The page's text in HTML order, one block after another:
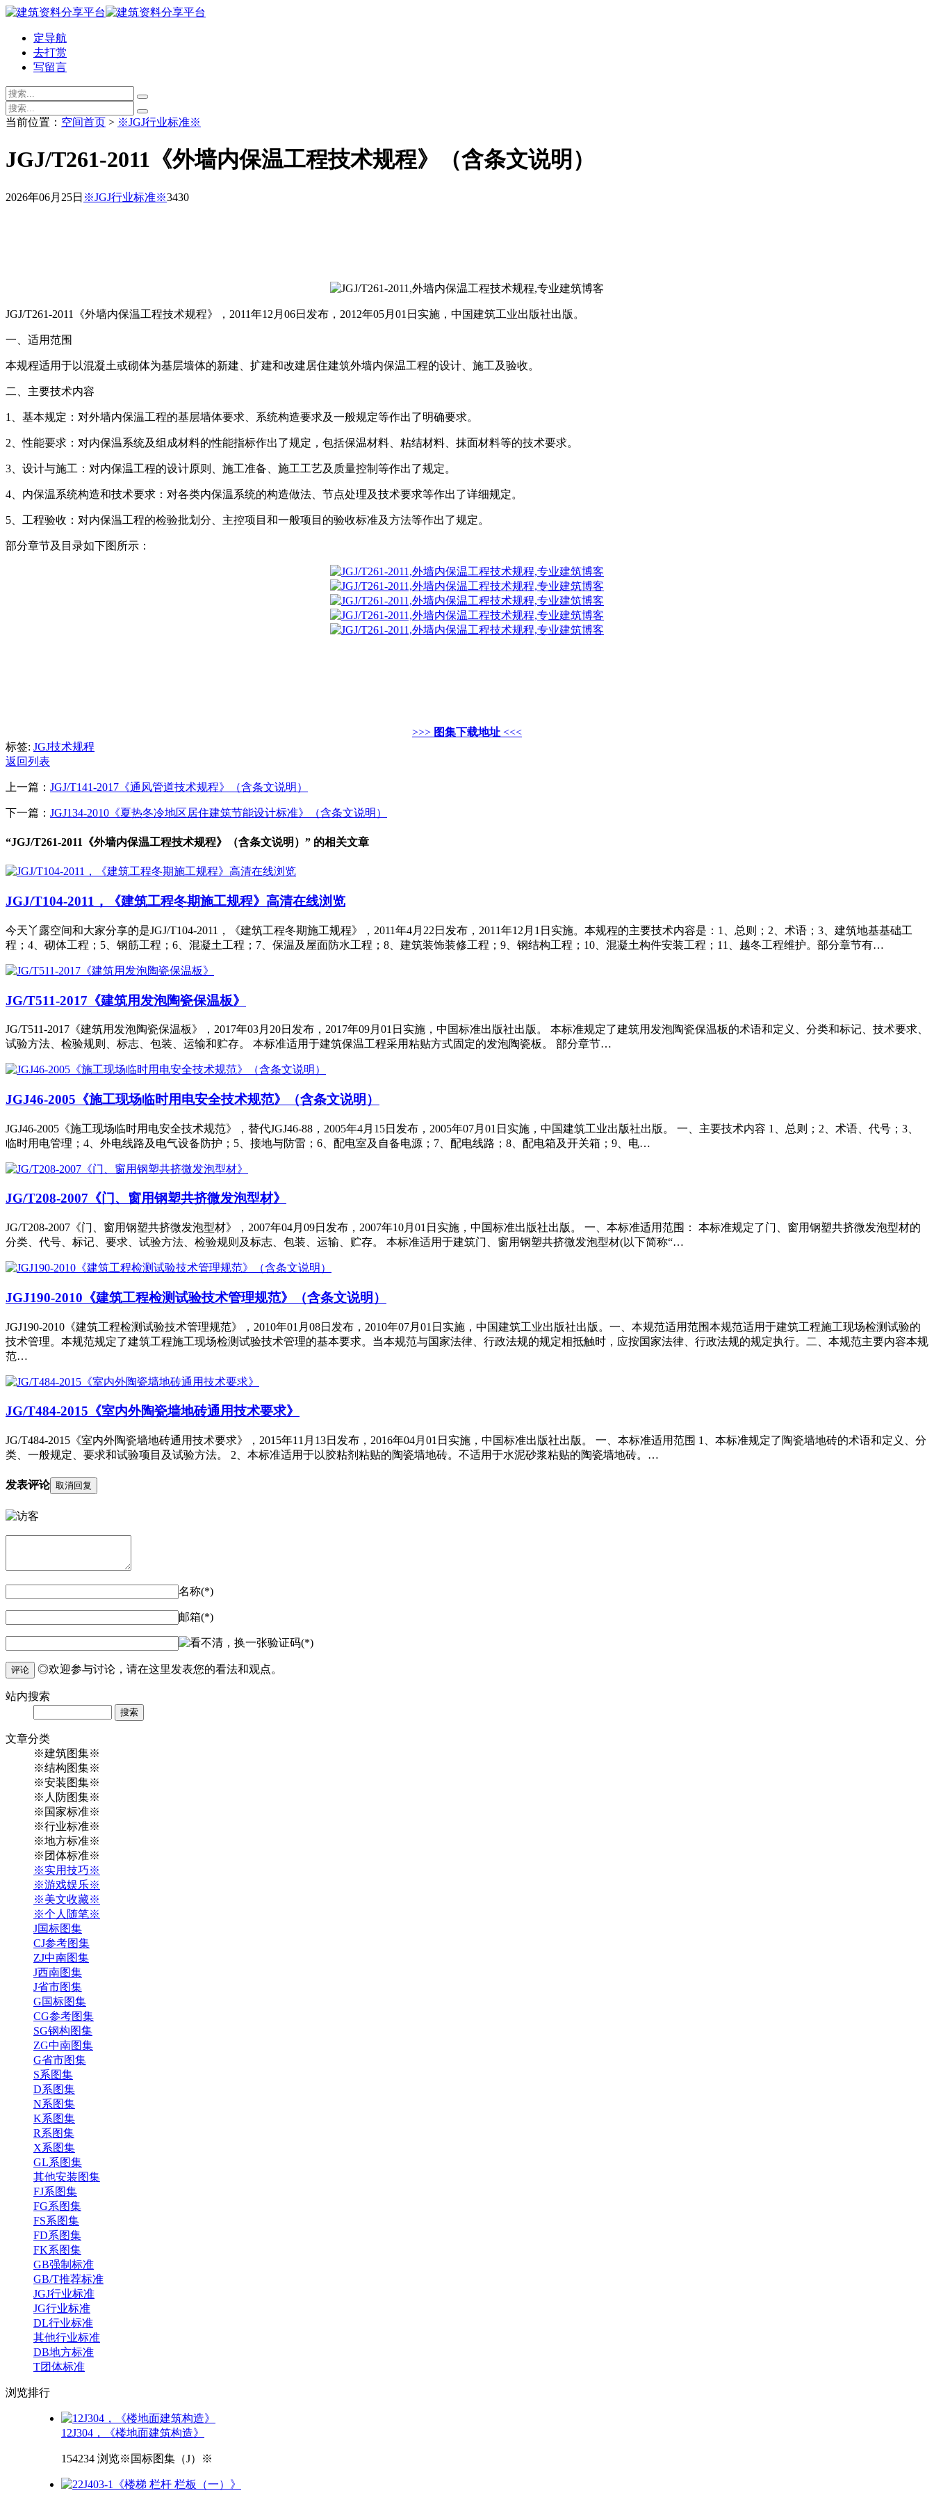
定导航
去打赏
写留言
当前位置： 空间首页 > ※JGJ行业标准※
JGJ/T261-2011《外墙内保温工程技术规程》（含条文说明）
2026年06月25日 ※JGJ行业标准※3430
JGJ/T261-2011《外墙内保温工程技术规程》，2011年12月06日发布，2012年05月01日实施，中国建筑工业出版社出版。
一、适用范围
本规程适用于以混凝土或砌体为基层墙体的新建、扩建和改建居住建筑外墙内保温工程的设计、施工及验收。
二、主要技术内容
1、基本规定：对外墙内保温工程的基层墙体要求、系统构造要求及一般规定等作出了明确要求。
2、性能要求：对内保温系统及组成材料的性能指标作出了规定，包括保温材料、粘结材料、抹面材料等的技术要求。
3、设计与施工：对内保温工程的设计原则、施工准备、施工工艺及质量控制等作出了规定。
4、内保温系统构造和技术要求：对各类内保温系统的构造做法、节点处理及技术要求等作出了详细规定。
5、工程验收：对内保温工程的检验批划分、主控项目和一般项目的验收标准及方法等作出了规定。
部分章节及目录如下图所示：
>>> 图集下载地址 <<<
标签: JGJ技术规程
返回列表
上一篇： JGJ/T141-2017《通风管道技术规程》（含条文说明）
下一篇： JGJ134-2010《夏热冬冷地区居住建筑节能设计标准》（含条文说明）
“JGJ/T261-2011《外墙内保温工程技术规程》（含条文说明）” 的相关文章
JGJ/T104-2011，《建筑工程冬期施工规程》高清在线浏览
今天丫露空间和大家分享的是JGJ/T104-2011，《建筑工程冬期施工规程》，2011年4月22日发布，2011年12月1日实施。本规程的主要技术内容是：1、总则；2、术语；3、建筑地基基础工
程；4、砌体工程；5、钢筋工程；6、混凝土工程；7、保温及屋面防水工程；8、建筑装饰装修工程；9、钢结构工程；10、混凝土构件安装工程；11、越冬工程维护。部分章节有…
JG/T511-2017《建筑用发泡陶瓷保温板》
JG/T511-2017《建筑用发泡陶瓷保温板》，2017年03月20日发布，2017年09月01日实施，中国标准出版社出版。 本标准规定了建筑用发泡陶瓷保温板的术语和定义、分类和标记、技术要求、
试验方法、检验规则、标志、包装、运输和贮存。 本标准适用于建筑保温工程采用粘贴方式固定的发泡陶瓷板。 部分章节…
JGJ46-2005《施工现场临时用电安全技术规范》（含条文说明）
JGJ46-2005《施工现场临时用电安全技术规范》，替代JGJ46-88，2005年4月15日发布，2005年07月01日实施，中国建筑工业出版社出版。 一、主要技术内容 1、总则；2、术语、代号；3、
临时用电管理；4、外电线路及电气设备防护；5、接地与防雷；6、配电室及自备电源；7、配电线路；8、配电箱及开关箱；9、电…
JG/T208-2007《门、窗用钢塑共挤微发泡型材》
JG/T208-2007《门、窗用钢塑共挤微发泡型材》，2007年04月09日发布，2007年10月01日实施，中国标准出版社出版。 一、本标准适用范围： 本标准规定了门、窗用钢塑共挤微发泡型材的
分类、代号、标记、要求、试验方法、检验规则及标志、包装、运输、贮存。 本标准适用于建筑门、窗用钢塑共挤微发泡型材(以下简称“…
JGJ190-2010《建筑工程检测试验技术管理规范》（含条文说明）
JGJ190-2010《建筑工程检测试验技术管理规范》，2010年01月08日发布，2010年07月01日实施，中国建筑工业出版社出版。一、本规范适用范围本规范适用于建筑工程施工现场检测试验的
技术管理。本规范规定了建筑工程施工现场检测试验技术管理的基本要求。当本规范与国家法律、行政法规的规定相抵触时，应按国家法律、行政法规的规定执行。二、本规范主要内容本规
范…
JG/T484-2015《室内外陶瓷墙地砖通用技术要求》
JG/T484-2015《室内外陶瓷墙地砖通用技术要求》，2015年11月13日发布，2016年04月01日实施，中国标准出版社出版。 一、本标准适用范围 1、本标准规定了陶瓷墙地砖的术语和定义、分
类、一般规定、要求和试验项目及试验方法。 2、本标准适用于以胶粘剂粘贴的陶瓷墙地砖。不适用于水泥砂浆粘贴的陶瓷墙地砖。…
发表评论 取消回复
名称(*)
邮箱(*)
验证码(*)
评论 ◎欢迎参与讨论，请在这里发表您的看法和观点。
站内搜索
文章分类
※建筑图集※
※结构图集※
※安装图集※
※人防图集※
※国家标准※
※行业标准※
※地方标准※
※团体标准※
※实用技巧※
※游戏娱乐※
※美文收藏※
※个人随笔※
J国标图集
CJ参考图集
ZJ中南图集
J西南图集
J省市图集
G国标图集
CG参考图集
SG钢构图集
ZG中南图集
G省市图集
S系图集
D系图集
N系图集
K系图集
R系图集
X系图集
GL系图集
其他安装图集
FJ系图集
FG系图集
FS系图集
FD系图集
FK系图集
GB强制标准
GB/T推荐标准
JGJ行业标准
JG行业标准
DL行业标准
其他行业标准
DB地方标准
T团体标准
浏览排行
12J304，《楼地面建筑构造》
154234 浏览※国标图集（J）※